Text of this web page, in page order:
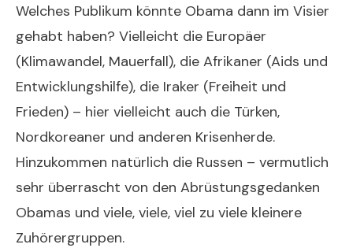
Welches Publikum könnte Obama dann im Visier
gehabt haben? Vielleicht die Europäer
(Klimawandel, Mauerfall), die Afrikaner (Aids und
Entwicklungshilfe), die Iraker (Freiheit und
Frieden) – hier vielleicht auch die Türken,
Nordkoreaner und anderen Krisenherde.
Hinzukommen natürlich die Russen – vermutlich
sehr überrascht von den Abrüstungsgedanken
Obamas und viele, viele, viel zu viele kleinere
Zuhörergruppen.